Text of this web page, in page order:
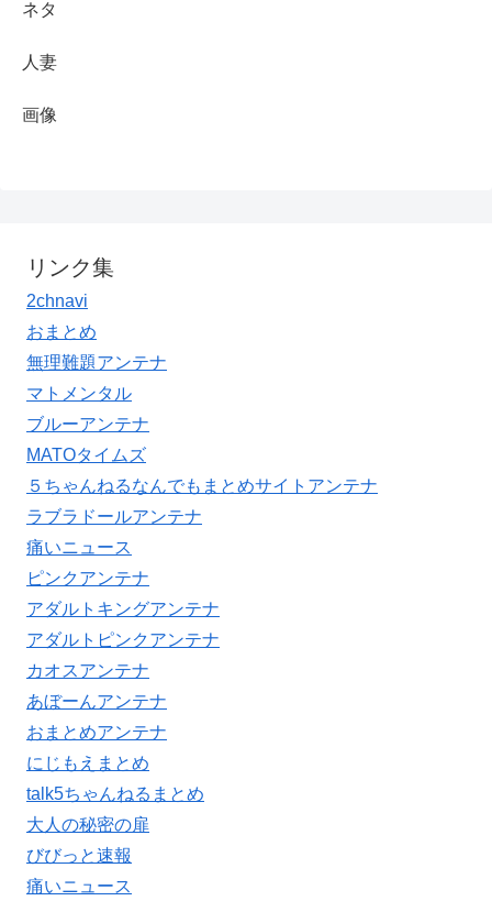
ネタ
人妻
画像
リンク集
2chnavi
おまとめ
無理難題アンテナ
マトメンタル
ブルーアンテナ
MATOタイムズ
５ちゃんねるなんでもまとめサイトアンテナ
ラブラドールアンテナ
痛いニュース
ピンクアンテナ
アダルトキングアンテナ
アダルトピンクアンテナ
カオスアンテナ
あぼーんアンテナ
おまとめアンテナ
にじもえまとめ
talk5ちゃんねるまとめ
大人の秘密の扉
びびっと速報
痛いニュース